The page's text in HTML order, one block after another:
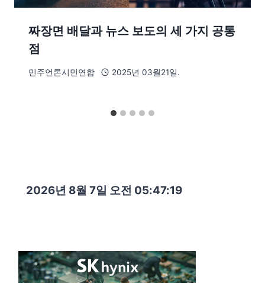
짜장면 배달과 뉴스 보도의 세 가지 공통
점
민주언론시민연합 2025년 03월21일.
2026년 8월 7일 오전 05:47:20